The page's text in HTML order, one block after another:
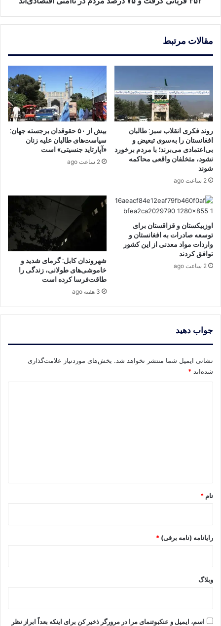
مردم
مقالات مرتبط
روند فکری انقلاب سبز: طالبان
افغانستان را به‌سوی تبعیض و
بی‌اعتمادی می‌برند؛ با مردم برخورد
نشود، متخلفان واقعی محاکمه
شوند
2 ساعت ago
بیش از ۵۰ حقوقدان برجسته جهان:
سیاست‌های طالبان علیه زنان
«آپارتاید جنسیتی» است
2 ساعت ago
اوزبیکستان و قزاقستان برای
توسعه صادرات به افغانستان و
واردات مواد معدنی از این کشور
توافق کردند
2 ساعت ago
شهروندان کابل: گرمای شدید و
خاموشی‌های طولانی، زندگی را
طاقت‌فرسا کرده است
3 هفته ago
جواب دهید
نشانی ایمیل شما منتشر نخواهد شد. بخش‌های موردنیاز علامت‌گذاری
شده‌اند *
نام *
رایانامه (نامه برقی) *
وبلاگ
اسم، ایمیل و عنکبوتنمای مرا در مرورگر ذخیر کن برای اینکه بعداً ابراز نظر